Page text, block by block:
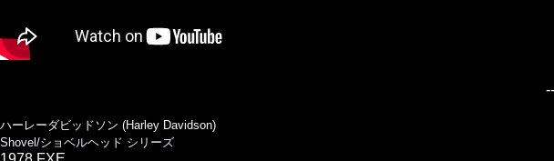
ハーレーダビッドソン (Harley Davidson)
Shovel/ショベルヘッド シリーズ